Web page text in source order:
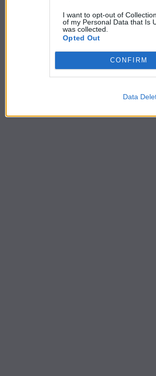
I want to opt-out of
of my Personal Data that Is
was collected.
Opted Out
CONFIRM
Data